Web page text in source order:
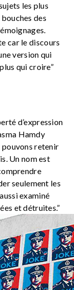
les plus
des
car le discours
version qui
qui croire”
d’expression
Hamdy
pouvons retenir
Un nom est
seulement les
examiné
et détruites.”